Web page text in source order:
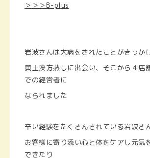
＞＞＞B-plus
岩波さんは大病をされたことがきっか
黄土漢方蒸しに出会い、そこから４店
での経営者に
なられました
辛い経験をたくさんされている岩波さ
お客様に寄り添い心と体をケアし元気
できたり